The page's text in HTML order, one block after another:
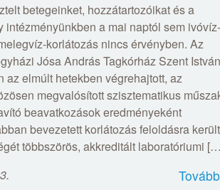
betegeinket, hozzátartozóikat és a
intézményünkben a mai naptól sem
korlátozás nincs érvényben. Az
Jósa András Tagkórház Szent István
az elmúlt hetekben végrehajtott, az
megvalósított szisztematikus
beavatkozások eredményeként
bevezetett korlátozás feloldásra
többszörös, akkreditált laboratóriumi